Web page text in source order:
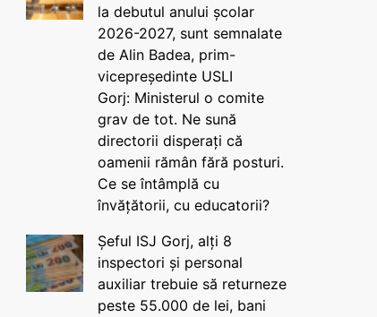
la debutul anului școlar
2026-2027, sunt semnalate
de Alin Badea, prim-
vicepreședinte USLI
Gorj: Ministerul o comite
grav de tot. Ne sună
directorii disperați că
oamenii rămân fără posturi.
Ce se întâmplă cu
învățătorii, cu educatorii?
Șeful ISJ Gorj, alți 8
inspectori și personal
auxiliar trebuie să returneze
peste 55.000 de lei, bani